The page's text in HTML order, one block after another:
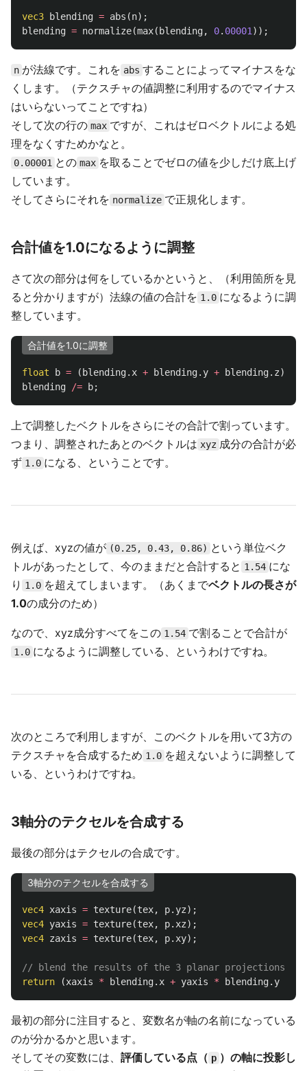
vec3 blending = abs (n);
blending = normalize(max( blending, 0. 00001 ));
n が法線です。これを abs することによってマイナスをな
くします。（テクスチャの値調整に利用するのでマイナス
はいらないってことですね）
そして次の行の max ですが、これはゼロベクトルによる処
理をなくすためかなと。
0.00001 との max を取ることでゼロの値を少しだけ底上げ
しています。
そしてさらにそれを normalize で正規化します。
合計値を1.0になるように調整
さて次の部分は何をしているかというと、（利用箇所を見
ると分かりますが）法線の値の合計を 1.0 になるように調
整しています。
合計値を1.0に調整
float b = ( blending. x + blending. y + blending. z);
blending
/= b;
上で調整したベクトルをさらにその合計で割っています。
つまり、調整されたあとのベクトルは xyz 成分の合計が必
ず 1.0 になる、ということです。
例えば、xyzの値が (0.25, 0.43, 0.86) という単位ベク
トルがあったとして、今のままだと合計すると 1.54 にな
り 1.0 を超えてしまいます。（あくまでベクトルの長さが
1.0の成分のため）
なので、xyz成分すべてをこの 1.54 で割ることで合計が
1.0 になるように調整している、というわけですね。
次のところで利用しますが、このベクトルを用いて3方の
テクスチャを合成するため 1.0 を超えないように調整して
いる、というわけですね。
3軸分のテクセルを合成する
最後の部分はテクセルの合成です。
3軸分のテクセルを合成する
vec4 xaxis = texture(tex, p. yz);
vec4 yaxis = texture(tex, p. xz);
vec4 zaxis = texture(tex, p. xy);
// blend the results of the 3 planar projections.
return
(xaxis * blending. x + yaxis * blending. y
最初の部分に注目すると、変数名が軸の名前になっている
のが分かるかと思います。
そしてその変数には、 評価している点（ p ）の軸に投影し